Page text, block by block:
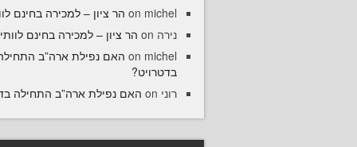
michel
הר ציון – למכירה בחינם
נירה
הר ציון – למכירה בחינם
michel
האם נפילת ארה”ב
בדטרויט?
רוני
האם נפילת ארה”ב התחילה